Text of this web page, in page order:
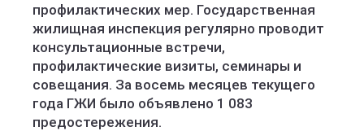
профилактических мер. Государственная
жилищная инспекция регулярно проводит
консультационные встречи,
профилактические визиты, семинары и
совещания. За восемь месяцев текущего
года ГЖИ было объявлено 1 083
предостережения.